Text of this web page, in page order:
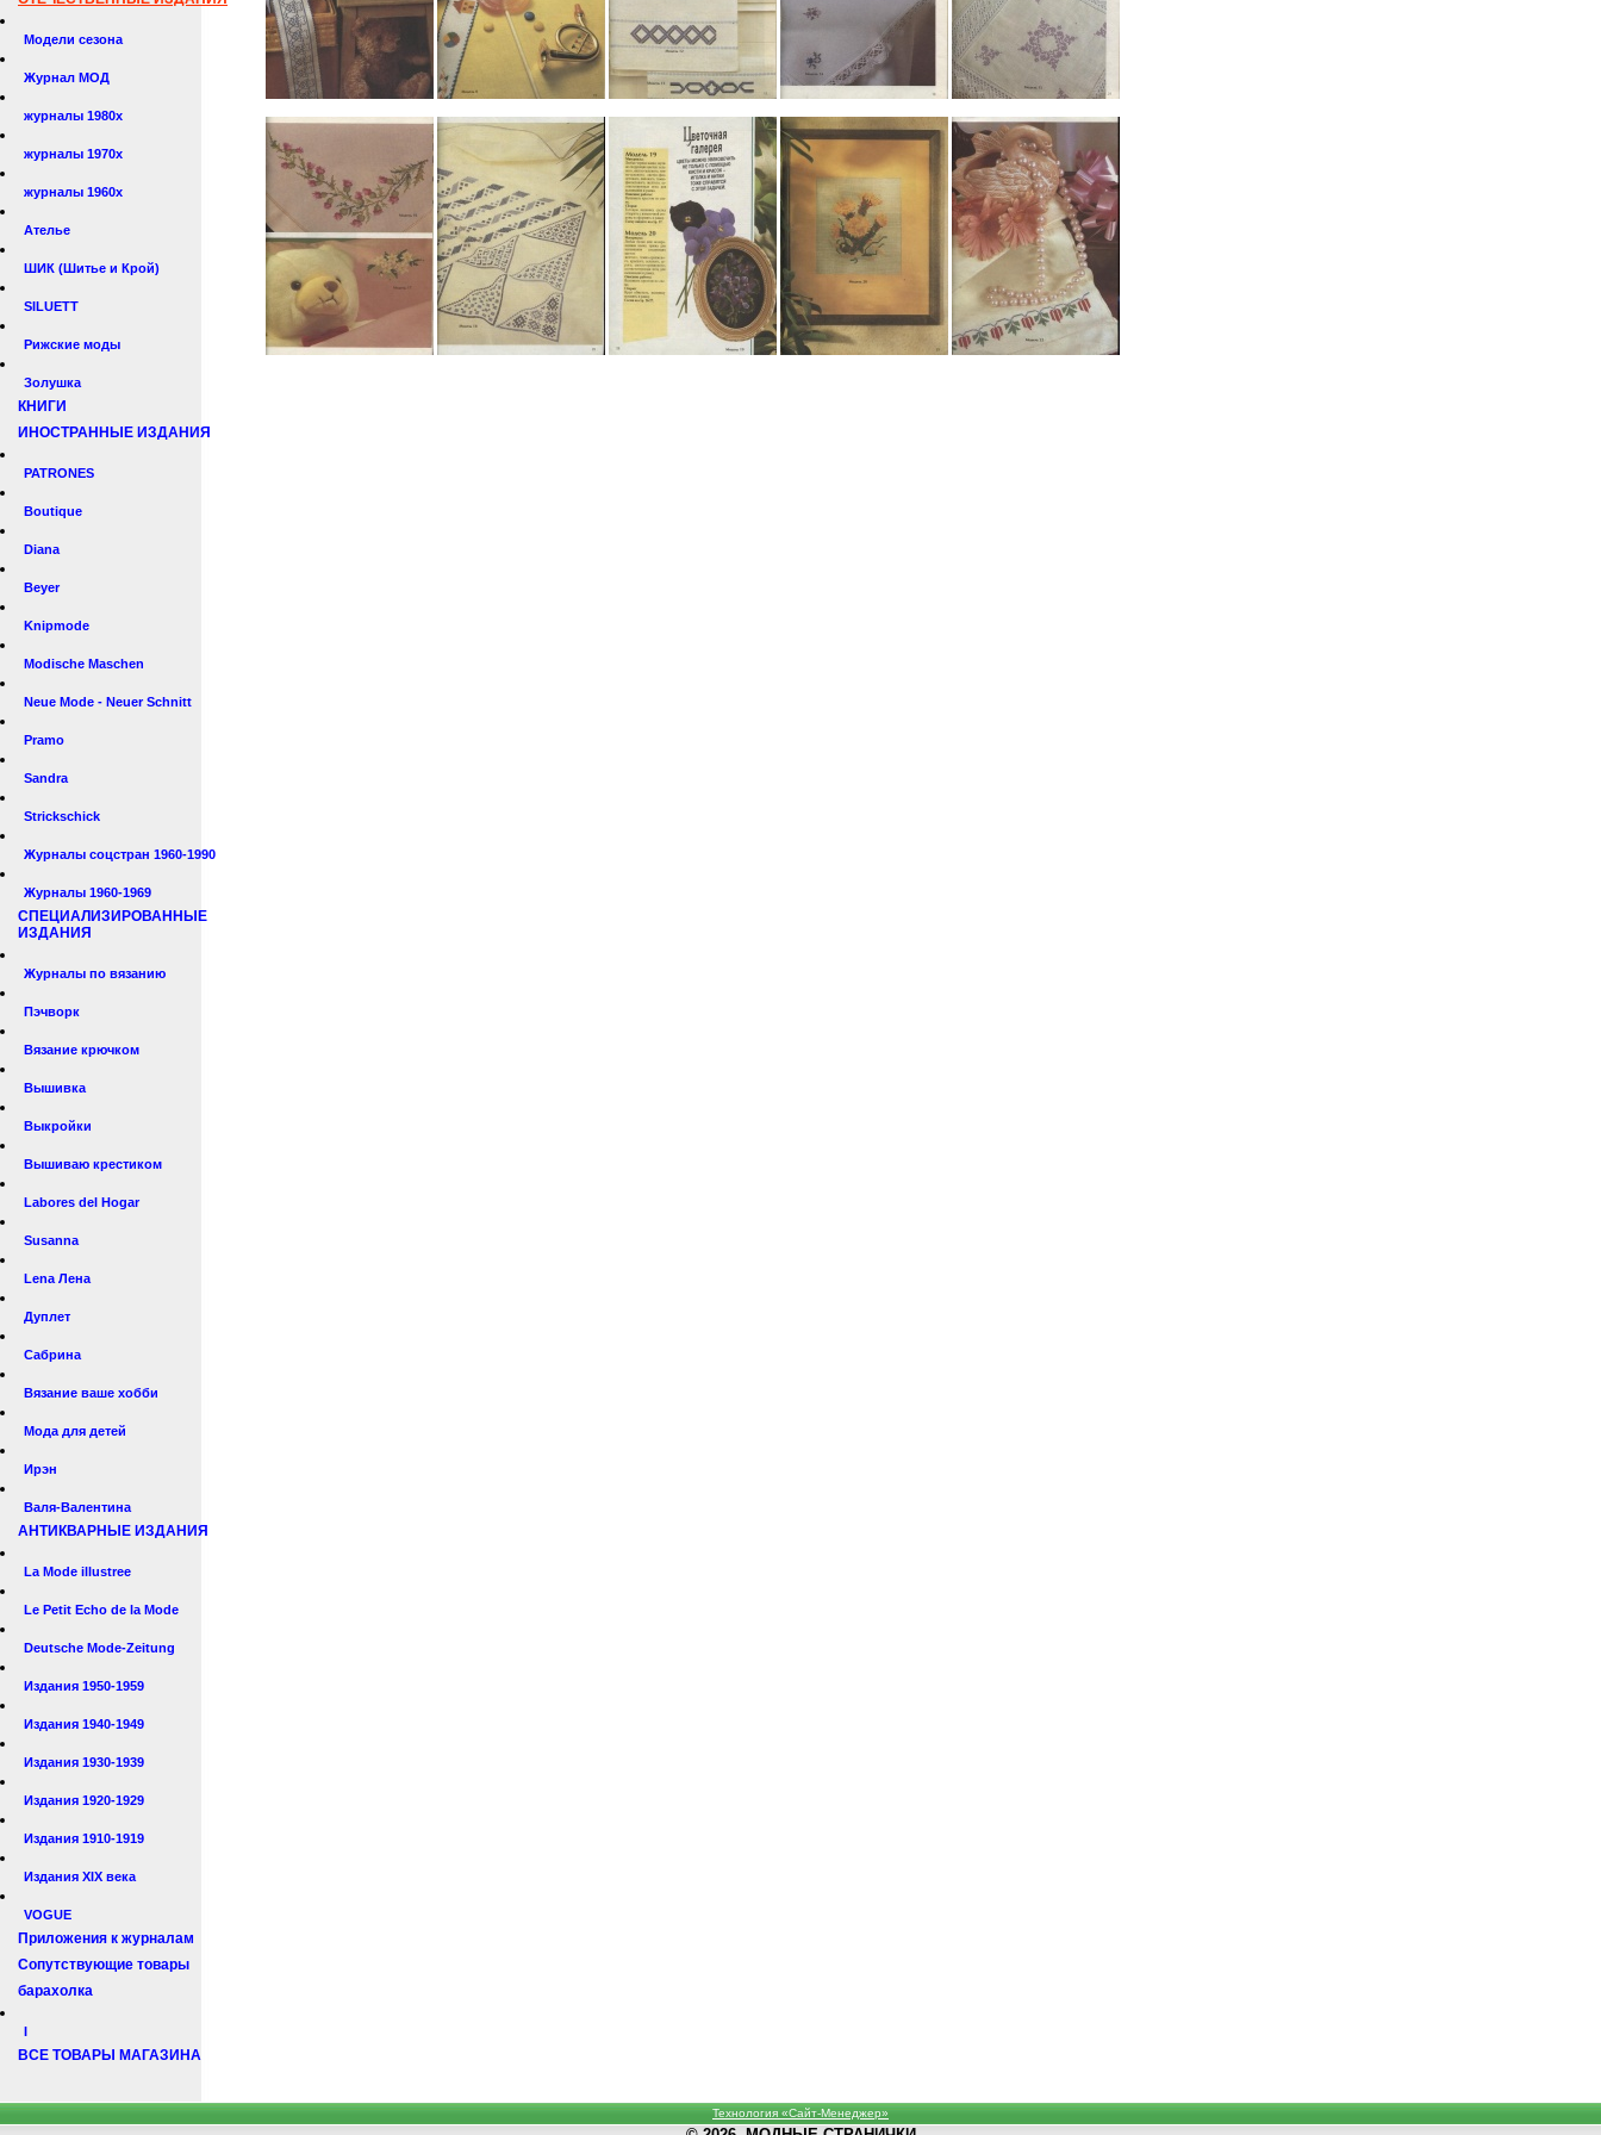
Модели сезона
Журнал МОД
журналы 1980х
журналы 1970х
журналы 1960х
Ателье
ШИК (Шитье и Крой)
SILUETT
Рижские моды
Золушка
КНИГИ
ИНОСТРАННЫЕ ИЗДАНИЯ
PATRONES
Boutique
Diana
Beyer
Knipmode
Modische Maschen
Neue Mode - Neuer Schnitt
Pramo
Sandra
Strickschick
Журналы соцстран 1960-1990
Журналы 1960-1969
СПЕЦИАЛИЗИРОВАННЫЕ
ИЗДАНИЯ
Журналы по вязанию
Пэчворк
Вязание крючком
Вышивка
Выкройки
Вышиваю крестиком
Labores del Hogar
Susanna
Lena Лена
Дуплет
Сабрина
Вязание ваше хобби
Мода для детей
Ирэн
Валя-Валентина
АНТИКВАРНЫЕ ИЗДАНИЯ
La Mode illustree
Le Petit Echo de la Mode
Deutsche Mode-Zeitung
Издания 1950-1959
Издания 1940-1949
Издания 1930-1939
Издания 1920-1929
Издания 1910-1919
Издания XIX века
VOGUE
Приложения к журналам
Сопутствующие товары
барахолка
I
ВСЕ ТОВАРЫ МАГАЗИНА
Технология «Сайт-Менеджер»